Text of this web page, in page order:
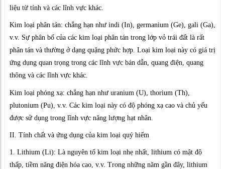
liệu từ tính và các lĩnh vực khác.
Kim loại phân tán: chẳng hạn như indi (In), germanium (Ge), gali (Ga),
v.v. Sự phân bố của các kim loại phân tán trong lớp vỏ trái đất là rất
phân tán và thường ở dạng quặng phức hợp. Loại kim loại này có giá trị
ứng dụng quan trọng trong các lĩnh vực bán dẫn, quang điện, quang
thông và các lĩnh vực khác.
Kim loại phóng xạ: chẳng hạn như uranium (U), thorium (Th),
plutonium (Pu), v.v. Các kim loại này có độ phóng xạ cao và chủ yếu
được sử dụng trong lĩnh vực năng lượng hạt nhân.
II. Tính chất và ứng dụng của kim loại quý hiếm
1. Lithium (Li): Là nguyên tố kim loại nhẹ nhất, lithium có mật độ
thấp, tiềm năng điện hóa cao, v.v. Trong những năm gần đây, lithium